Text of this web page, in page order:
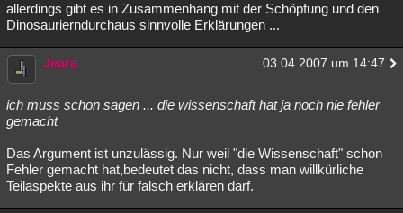
allerdings gibt es in Zusammenhang mit der Schöpfung und den
Dinosaurierndurchaus sinnvolle Erklärungen ...
Jeara 03.04.2007 um 14:47
ich muss schon sagen ... die wissenschaft hat ja noch nie fehler
gemacht
Das Argument ist unzulässig. Nur weil "die Wissenschaft" schon
Fehler gemacht hat,bedeutet das nicht, dass man willkürliche
Teilaspekte aus ihr für falsch erklären darf.